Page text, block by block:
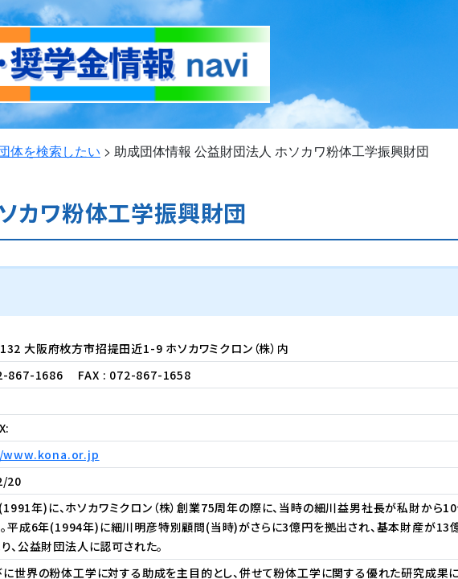
体を検索したい > 助成団体情報 公益財団法人 ホソカワ粉体工学振興財団
カワ粉体工学振興財団
大阪府枚方市招提田近1-9 ホソカワミクロン（株）内
867-1686
FAX : 072-867-1658
20
年)に、ホソカワミクロン（株）創業75周年の際に、当時の細川益男社長が私財から
平成6年(1994年)に細川明彦特別顧問(当時)がさらに3億円を拠出され、基本財産が
、公益財団法人に認可された。
世界の粉体工学に対する助成を主目的とし、併せて粉体工学に関する優れた研究成果